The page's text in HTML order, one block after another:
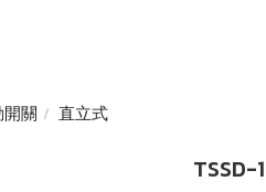
關 直立式
TSSD-